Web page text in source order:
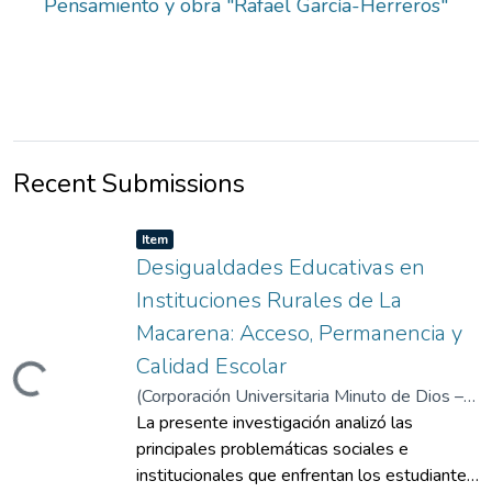
Pensamiento y obra "Rafael García-Herreros"
Recent Submissions
Item type:
Item ,
Desigualdades Educativas en
Instituciones Rurales de La
Macarena: Acceso, Permanencia y
Calidad Escolar
(Corporación Universitaria Minuto de Dios –
UNIMINUTO,2026-06-08)Cordero Gómez,
Laura Liliana;Rivera Parrado, Neisa Briggithe
La presente investigación analizó las
principales problemáticas sociales e
institucionales que enfrentan los estudiantes